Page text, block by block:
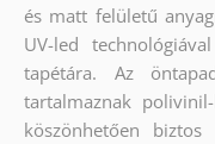
és matt felületű
UV-led
tapétára. Az
tartalmaznak
köszönhetően